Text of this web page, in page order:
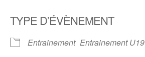
TYPE D’ÉVÈNEMENT
Entrainement Entrainement U19